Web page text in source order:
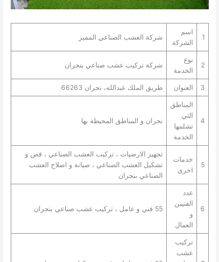
1
اسم
الشركة
شركة العشب الصناعي المميز
2
نوع
الخدمة
شركة تركيب عشب صناعي بنجران
3 العنوان طريق الملك عبدالله، نجران 66263
4
المناطق
التي
تشلمها
الخدمة
نجران و المناطق المحيطة بها
5
خدمات
اخرى
تجهيز الارضيات ، تركيب العشب الصناعي ، قص و
تشكيل العشب الصناعي ، صيانة و اصلاح العشب
الصناعي بنجران
6
عدد
الفنيين
و
العمال
55 فني و عامل ، تركيب عشب صناعي بنجران
تركيب
عشب